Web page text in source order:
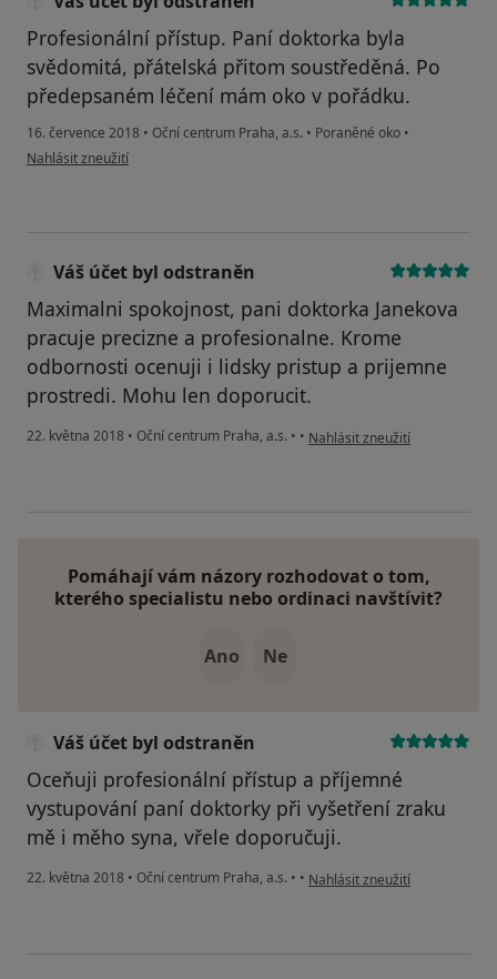
Profesionální přístup. Paní doktorka byla
svědomitá, přátelská přitom soustředěná. Po
předepsaném léčení mám oko v pořádku.
16. července 2018 • Oční centrum Praha, a.s. • Poraněné oko •
podle názoru uživatele Váš účet byl odstraněn
Nahlásit zneužití
Váš účet byl odstraněn
Maximalni spokojnost, pani doktorka Janekova
pracuje precizne a profesionalne. Krome
odbornosti ocenuji i lidsky pristup a prijemne
prostredi. Mohu len doporucit.
22. května 2018 • Oční centrum Praha, a.s. • • podle názoru uživatele Váš
Nahlásit zneužití
Pomáhají vám názory rozhodovat o tom,
kterého specialistu nebo ordinaci navštívit?
Ano Ne
Váš účet byl odstraněn
Oceňuji profesionální přístup a příjemné
vystupování paní doktorky při vyšetření zraku
mě i měho syna, vřele doporučuji.
22. května 2018 • Oční centrum Praha, a.s. • • podle názoru uživatele Váš
Nahlásit zneužití